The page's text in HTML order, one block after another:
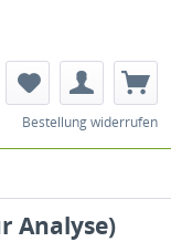
Bestellung widerrufen
Analyse)